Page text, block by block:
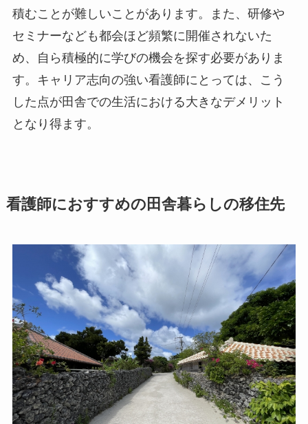
積むことが難しいことがあります。また、研修や
セミナーなども都会ほど頻繁に開催されないた
め、自ら積極的に学びの機会を探す必要がありま
す。キャリア志向の強い看護師にとっては、こう
した点が田舎での生活における大きなデメリット
となり得ます。
看護師におすすめの田舎暮らしの移住先